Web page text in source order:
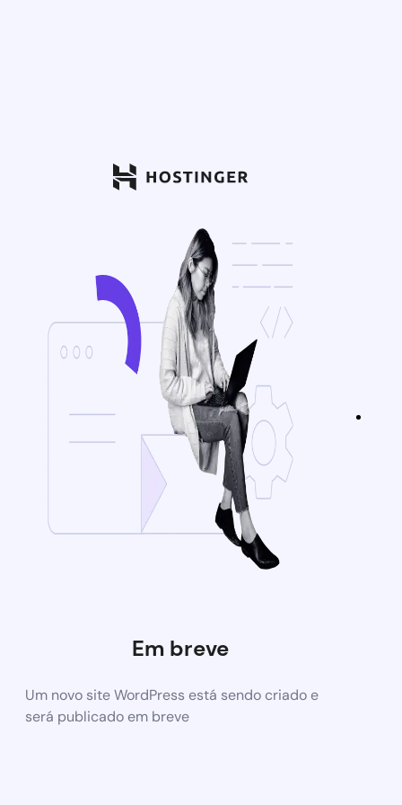
Em breve
Um novo site WordPress está sendo criado e
será publicado em breve